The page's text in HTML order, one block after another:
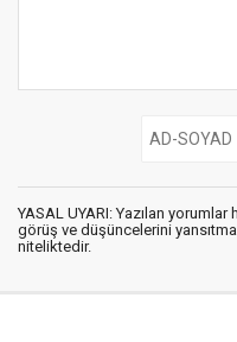
YASAL UYARI: Yazılan
görüş ve düşüncelerini
niteliktedir.